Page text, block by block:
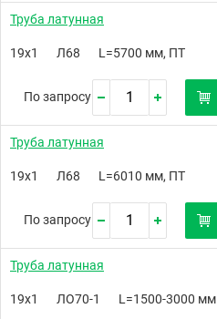
Труба латунная
19х1 Л68 L=5700 мм, ПТ
По запросу
Труба латунная
19х1 Л68 L=6010 мм, ПТ
По запросу
Труба латунная
19х1 ЛО70-1 L=1500-3000 мм